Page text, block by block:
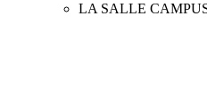
LA SALLE